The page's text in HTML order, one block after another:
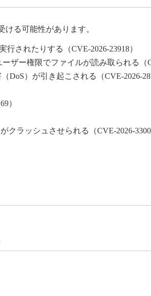
る可能性があります。
されたりする（CVE-2026-23918）
ザー権限でファイルが読み取られる（
）が引き起こされる（CVE-2026-
）
ラッシュさせられる（CVE-2026-